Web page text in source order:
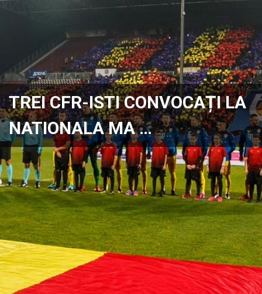
TREI CFR-ISTI CONVOCAȚI LA
NATIONALA MA …